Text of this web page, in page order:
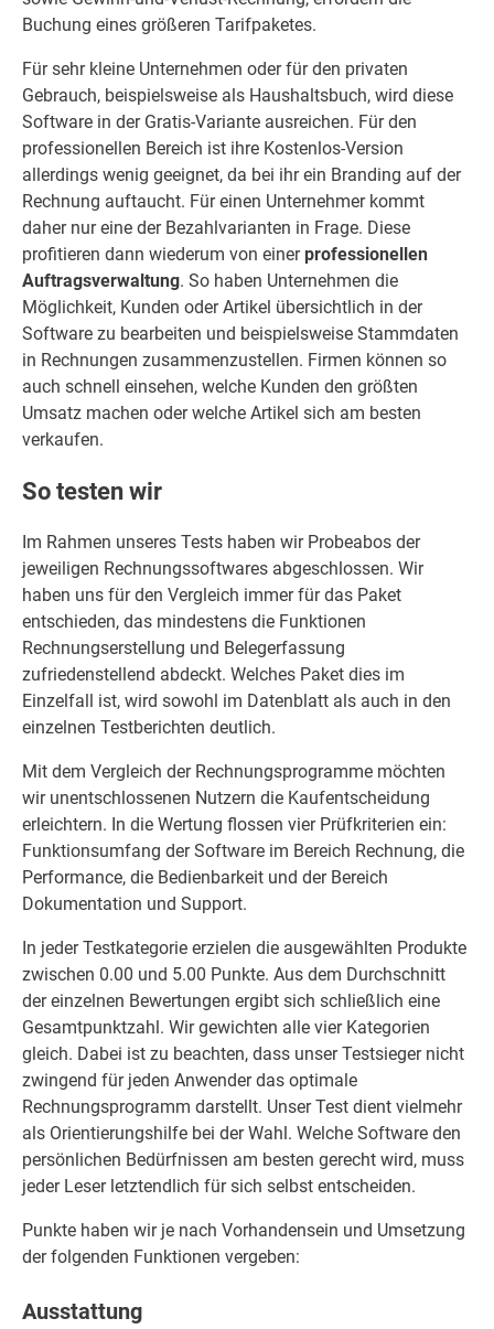
Buchung eines größeren Tarifpaketes.
Für sehr kleine Unternehmen oder für den privaten
Gebrauch, beispielsweise als Haushaltsbuch, wird diese
Software in der Gratis-Variante ausreichen. Für den
professionellen Bereich ist ihre Kostenlos-Version
allerdings wenig geeignet, da bei ihr ein Branding auf der
Rechnung auftaucht. Für einen Unternehmer kommt
daher nur eine der Bezahlvarianten in Frage. Diese
profitieren dann wiederum von einerprofessionellen
Auftragsverwaltung. So haben Unternehmen die
Möglichkeit, Kunden oder Artikel übersichtlich in der
Software zu bearbeiten und beispielsweise Stammdaten
in Rechnungen zusammenzustellen. Firmen können so
auch schnell einsehen, welche Kunden den größten
Umsatz machen oder welche Artikel sich am besten
verkaufen.
So testen wir
Im Rahmen unseres Tests haben wir Probeabos der
jeweiligen Rechnungssoftwares abgeschlossen. Wir
haben uns für den Vergleich immer für das Paket
entschieden, das mindestens die Funktionen
Rechnungserstellung und Belegerfassung
zufriedenstellend abdeckt. Welches Paket dies im
Einzelfall ist, wird sowohl im Datenblatt als auch in den
einzelnen Testberichten deutlich.
Mit dem Vergleich der Rechnungsprogramme möchten
wir unentschlossenen Nutzern die Kaufentscheidung
erleichtern. In die Wertung flossen vier Prüfkriterien ein:
Funktionsumfang der Software im Bereich Rechnung, die
Performance, die Bedienbarkeit und der Bereich
Dokumentation und Support.
In jeder Testkategorie erzielen die ausgewählten Produkte
zwischen 0.00 und 5.00 Punkte. Aus dem Durchschnitt
der einzelnen Bewertungen ergibt sich schließlich eine
Gesamtpunktzahl. Wir gewichten alle vier Kategorien
gleich. Dabei ist zu beachten, dass unser Testsieger nicht
zwingend für jeden Anwender das optimale
Rechnungsprogramm darstellt. Unser Test dient vielmehr
als Orientierungshilfe bei der Wahl. Welche Software den
persönlichen Bedürfnissen am besten gerecht wird, muss
jeder Leser letztendlich für sich selbst entscheiden.
Punkte haben wir je nach Vorhandensein und Umsetzung
der folgenden Funktionen vergeben:
Ausstattung